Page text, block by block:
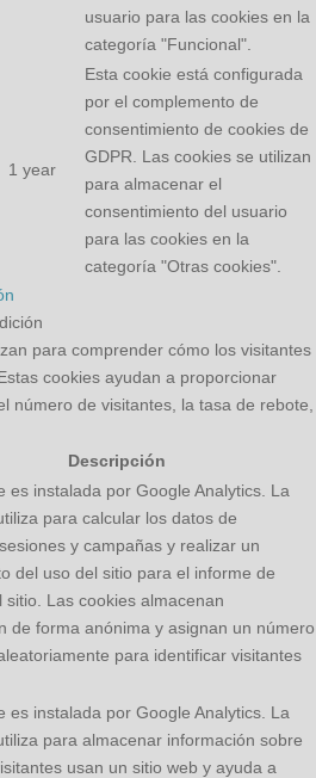
usuario para las cookies en la
categoría "Funcional".
1 year
Esta cookie está configurada
por el complemento de
consentimiento de cookies de
GDPR. Las cookies se utilizan
para almacenar el
consentimiento del usuario
para las cookies en la
categoría "Otras cookies".
para comprender cómo los visitantes
cookies ayudan a proporcionar
número de visitantes, la tasa de rebote,
Descripción
es instalada por Google Analytics. La
para calcular los datos de
y campañas y realizar un
del uso del sitio para el informe de
sitio. Las cookies almacenan
de forma anónima y asignan un número
para identificar visitantes
es instalada por Google Analytics. La
para almacenar información sobre
usan un sitio web y ayuda a